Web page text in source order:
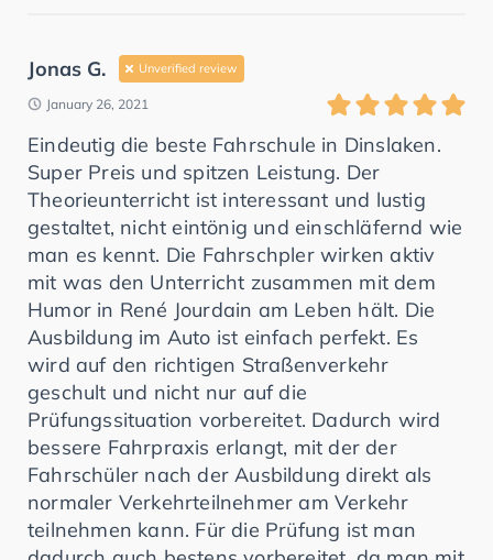
Jonas G. Unverified review
January 26, 2021
Eindeutig die beste Fahrschule in Dinslaken.
Super Preis und spitzen Leistung. Der
Theorieunterricht ist interessant und lustig
gestaltet, nicht eintönig und einschläfernd wie
man es kennt. Die Fahrschpler wirken aktiv
mit was den Unterricht zusammen mit dem
Humor in René Jourdain am Leben hält. Die
Ausbildung im Auto ist einfach perfekt. Es
wird auf den richtigen Straßenverkehr
geschult und nicht nur auf die
Prüfungssituation vorbereitet. Dadurch wird
bessere Fahrpraxis erlangt, mit der der
Fahrschüler nach der Ausbildung direkt als
normaler Verkehrteilnehmer am Verkehr
teilnehmen kann. Für die Prüfung ist man